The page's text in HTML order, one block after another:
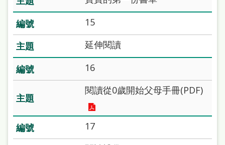
隱
私
權
及
網
站
全
政
15
延伸閱讀
16
閱讀從0歲開始父母手冊(PDF)
17